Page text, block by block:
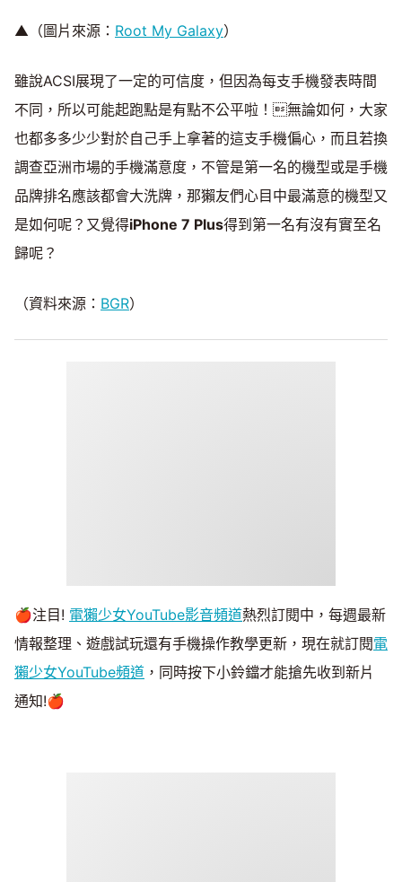
▲（圖片來源： Root My Galaxy）
雖說ACSI展現了一定的可信度，但因為每支手機發表時間
不同，所以可能起跑點是有點不公平啦！無論如何，大家
也都多多少少對於自己手上拿著的這支手機偏心，而且若換
調查亞洲市場的手機滿意度，不管是第一名的機型或是手機
品牌排名應該都會大洗牌，那獺友們心目中最滿意的機型又
是如何呢？又覺得iPhone 7 Plus得到第一名有沒有實至名
歸呢？
（資料來源： BGR）
🍎注目! 電獺少女YouTube影音頻道熱烈訂閱中，每週最新
情報整理、遊戲試玩還有手機操作教學更新，現在就訂閱電
獺少女YouTube頻道 ，同時按下小鈴鐺才能搶先收到新片
通知!🍎